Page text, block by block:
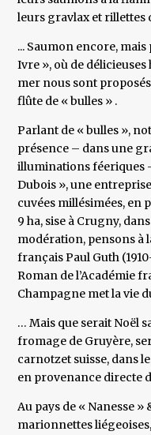
leurs gravlax et rillettes
... Saumon encore,
Ivre », où de
mer nous sont
flûte de « bulles » .
Parlant de « bulles »,
présence – dans une
illuminations féeriques
Dubois », une
cuvées millésimées, en
9 ha, sise à Crugny,
modération, pensons à
français Paul Guth
Roman de l’Académie
Champagne met la vie
… Mais que serait Noël
fromage de Gruyère,
carnotzet suisse, dans
en provenance directe
Au pays de « Nanesse
marionnettes